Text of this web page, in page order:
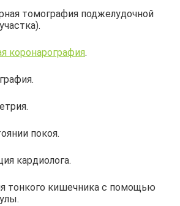
томография поджелудочной
коронарография.
покоя.
кардиолога.
тонкого кишечника с помощью